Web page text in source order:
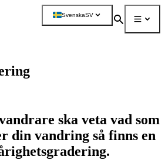
Meny
Mer
SvenskaSV
Sök
ska veta vad som
din vandring så finns en